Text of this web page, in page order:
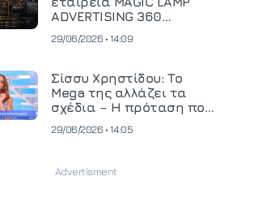
ADVERTISING 360
κινηματογραφική
και ανεβάζει τον πήχη
στην παραγωγή
οπτικοακουστικού
περιεχομένου
29/06/2026 • 14:09
Σίσσυ Χρηστίδου: Το
Mega της αλλάζει τα
σχέδια – Η πρόταση που
29/06/2026 • 14:05